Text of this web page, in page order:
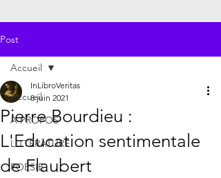
Post
Accueil
À PROPOS
LITTÉRATURE
POÉSIE
Accueil
Pierre Bourdieu :
L'Education sentimentale
de Flaubert
InLibroVeritas
8 juin 2021